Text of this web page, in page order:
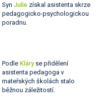
Syn Julie získal asistenta skrze
pedagogicko-psychologickou
poradnu.
Podle Kláryse přidělení
asistenta pedagoga v
mateřských školách stalo
běžnou záležitostí.